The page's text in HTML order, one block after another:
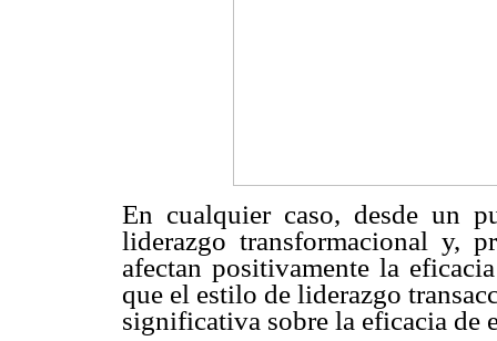
En cualquier caso, desde un
liderazgo transformacional y,
afectan positivamente la
que el estilo de liderazgo
significativa sobre la eficacia de